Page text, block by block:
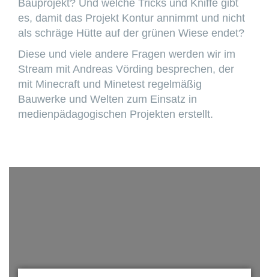
Bauprojekt? Und welche Tricks und Kniffe gibt
es, damit das Projekt Kontur annimmt und nicht
als schräge Hütte auf der grünen Wiese endet?
Diese und viele andere Fragen werden wir im
Stream mit Andreas Vörding besprechen, der
mit Minecraft und Minetest regelmäßig
Bauwerke und Welten zum Einsatz in
medienpädagogischen Projekten erstellt.